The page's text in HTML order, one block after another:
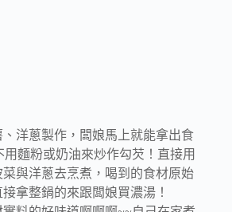
洋蔥製作，闆娘馬上就能拿出食
麵粉或奶油來炒作勾芡！ 直接用
與洋蔥去烹煮， 喝到的食材原始
拿整鍋的來跟闆娘買濃湯！